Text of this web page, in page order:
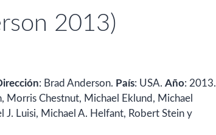
2013)
: Brad Anderson. País: USA. Año: 2013.
Morris Chestnut, Michael Eklund, Michael
J. Luisi, Michael A. Helfant, Robert Stein y